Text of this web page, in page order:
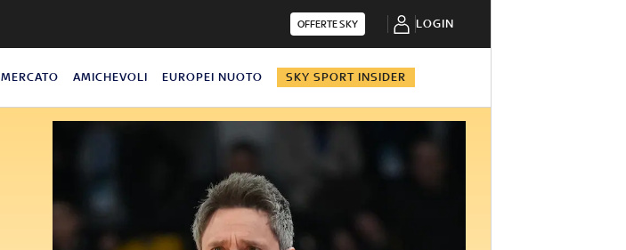
OFFERTE SKY LOGIN
MERCATO AMICHEVOLI EUROPEI NUOTO SKY SPORT INSIDER